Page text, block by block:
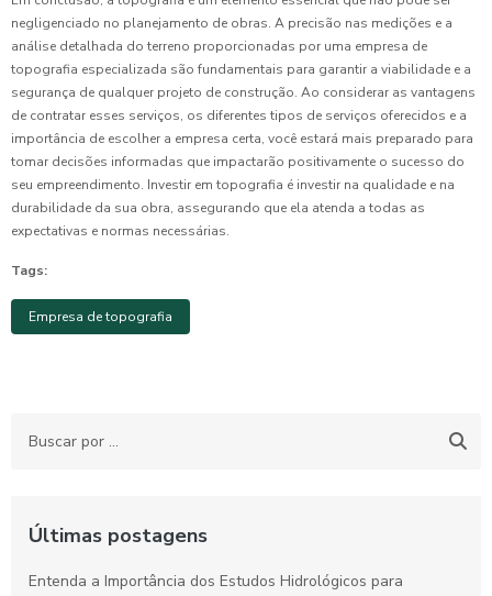
negligenciado no planejamento de obras. A precisão nas medições e a
análise detalhada do terreno proporcionadas por uma empresa de
topografia especializada são fundamentais para garantir a viabilidade e a
segurança de qualquer projeto de construção. Ao considerar as vantagens
de contratar esses serviços, os diferentes tipos de serviços oferecidos e a
importância de escolher a empresa certa, você estará mais preparado para
tomar decisões informadas que impactarão positivamente o sucesso do
seu empreendimento. Investir em topografia é investir na qualidade e na
durabilidade da sua obra, assegurando que ela atenda a todas as
expectativas e normas necessárias.
Tags:
Empresa de topografia
Últimas postagens
Entenda a Importância dos Estudos Hidrológicos para